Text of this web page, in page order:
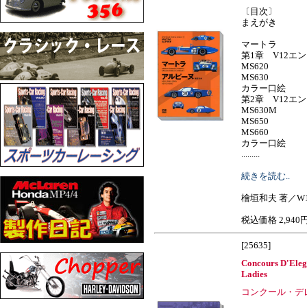
〔目次〕
まえがき
マートラ
第1章 V12エ
MS620
MS630
カラー口絵
第2章 V12エン
MS630M
MS650
MS660
カラー口絵
.........
続きを読む..
檜垣和夫 著／
税込価格 2,940
[25635]
Concours
Ladies
コンクール・